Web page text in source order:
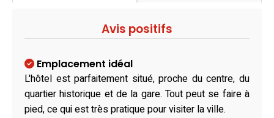
Avis positifs
Emplacement idéal
L'hôtel est parfaitement situé, proche du centre, du
quartier historique et de la gare. Tout peut se faire à
pied, ce qui est très pratique pour visiter la ville.